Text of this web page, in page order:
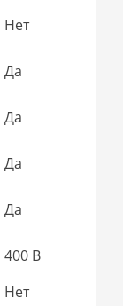
Нет
Да
Да
Да
Да
400 В
Нет